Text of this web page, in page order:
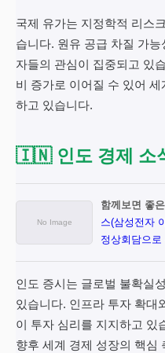
국제 유가는 지정학적 리스
습니다. 원유 공급 차질 가
자들의 관심이 집중되고 있
비 증가로 이어질 수 있어
하고 있습니다.
🇮🇳 인도 경제 소
함께보면 좋
스(삼성전자
정상회담으
인도 증시는 글로벌 불확실
있습니다. 인프라 투자 확대
이 투자 심리를 지지하고 있
향후 세계 경제 성장의 핵심